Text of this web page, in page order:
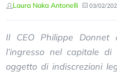
Laura Naka Antonelli 03/02/
Il CEO Philippe Donnet
l’ingresso nel capitale
oggetto di indiscrezioni